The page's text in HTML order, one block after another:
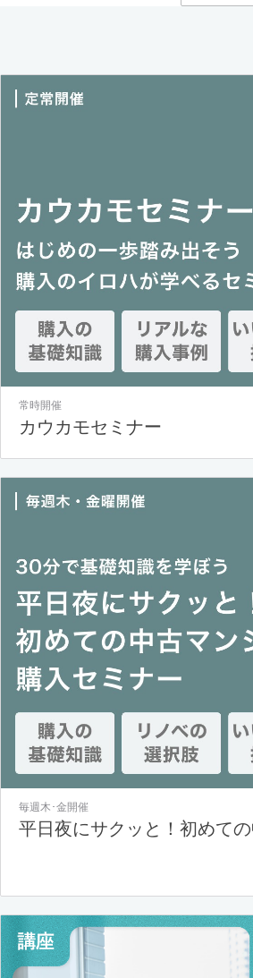
常時開催
カウカモセミナー
毎週木･金開催
平日夜にサクッと！初めて